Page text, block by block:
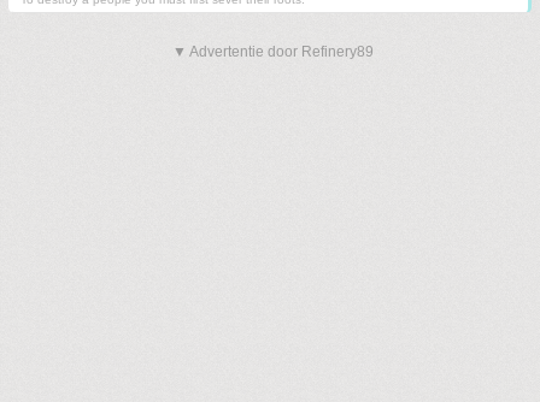
▼ Advertentie door Refinery89